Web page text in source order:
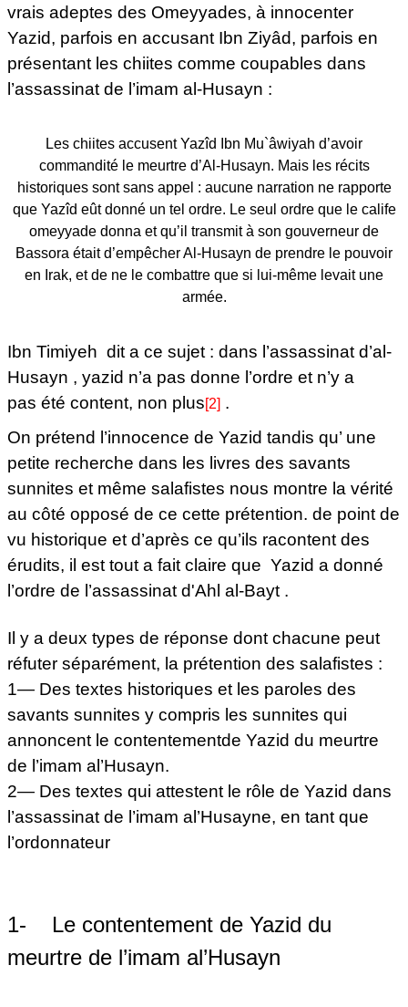
vrais adeptes des Omeyyades, à innocenter
Yazid, parfois en accusant Ibn Ziyâd, parfois en
présentant les chiites comme coupables dans
l’assassinat de l’imam al-Husayn :
Les chiites accusent Yazîd Ibn Mu`âwiyah d’avoir
commandité le meurtre d’Al-Husayn. Mais les récits
historiques sont sans appel : aucune narration ne rapporte
que Yazîd eût donné un tel ordre. Le seul ordre que le calife
omeyyade donna et qu’il transmit à son gouverneur de
Bassora était d’empêcher Al-Husayn de prendre le pouvoir
en Irak, et de ne le combattre que si lui-même levait une
armée.
Ibn Timiyeh dit a ce sujet : dans l’assassinat d’al-
Husayn , yazid n’a pas donne l’ordre et n’y a
pas été content, non plus[2] .
On prétend l’innocence de Yazid tandis qu’ une
petite recherche dans les livres des savants
sunnites et même salafistes nous montre la vérité
au côté opposé de ce cette prétention. de point de
vu historique et d’après ce qu’ils racontent des
érudits, il est tout a fait claire que Yazid a donné
l’ordre de l’assassinat d'Ahl al-Bayt .
Il y a deux types de réponse dont chacune peut
réfuter séparément, la prétention des salafistes :
1— Des textes historiques et les paroles des
savants sunnites y compris les sunnites qui
annoncent le contentementde Yazid du meurtre
de l’imam al’Husayn.
2— Des textes qui attestent le rôle de Yazid dans
l’assassinat de l’imam al’Husayne, en tant que
l’ordonnateur
1- Le contentement de Yazid du
meurtre de l’imam al’Husayn